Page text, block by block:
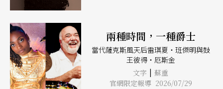
兩種時間，一種爵士
當代薩克斯風天后雷琪夏・班傑明與鼓
王彼得・厄斯金
文字 | 蘇重
官網限定報導 2026/07/29